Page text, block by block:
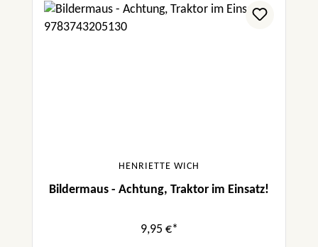
HENRIETTE WICH
Bildermaus - Achtung, Traktor im Einsatz!
9,95 €*